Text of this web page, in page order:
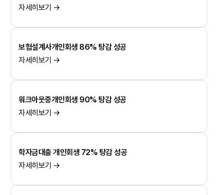
자세히보기 →
보험설계사개인회생 86% 탕감 성공
자세히보기 →
워크아웃중개인회생 90% 탕감 성공
자세히보기 →
학자금대출 개인회생 72% 탕감 성공
자세히보기 →